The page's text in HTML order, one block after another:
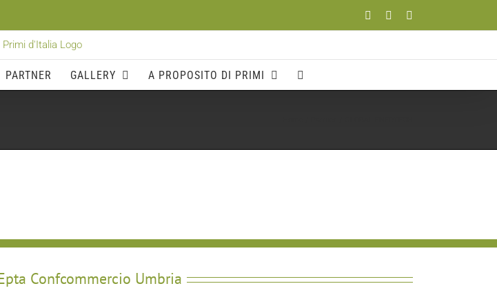
FacebookYouTube
PARTNER GALLERY A PROPOSITO DI PRIMI
Confcommercio Umbria